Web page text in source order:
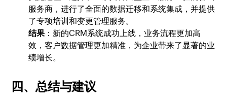
服务商，进行了全面的数据迁移和系统集成，并提供
了专项培训和变更管理服务。
结果：新的CRM系统成功上线，业务流程更加高
效，客户数据管理更加精准，为企业带来了显著的业
绩增长。
四、总结与建议